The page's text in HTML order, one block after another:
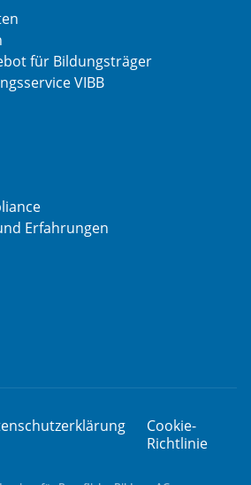
für Bildungsträger
VIBB
Erfahrungen
Cookie-
Richtlinie